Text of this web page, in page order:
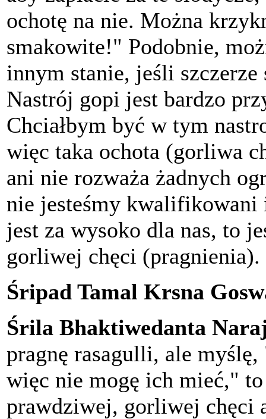
ochotę na nie. Można
smakowite!" Podobnie,
innym stanie, jeśli
Nastrój gopi jest bardzo
Chciałbym być w tym
więc taka ochota (gorliwa
ani nie rozważa żadnych
nie jesteśmy kwalifikowani
jest za wysoko dla nas, to
gorliwej chęci
Śripad Tamal Krsna
Śrila Bhaktiwedanta
pragnę rasagulli, ale
więc nie mogę ich mieć,"
prawdziwej, gorliwej chęci